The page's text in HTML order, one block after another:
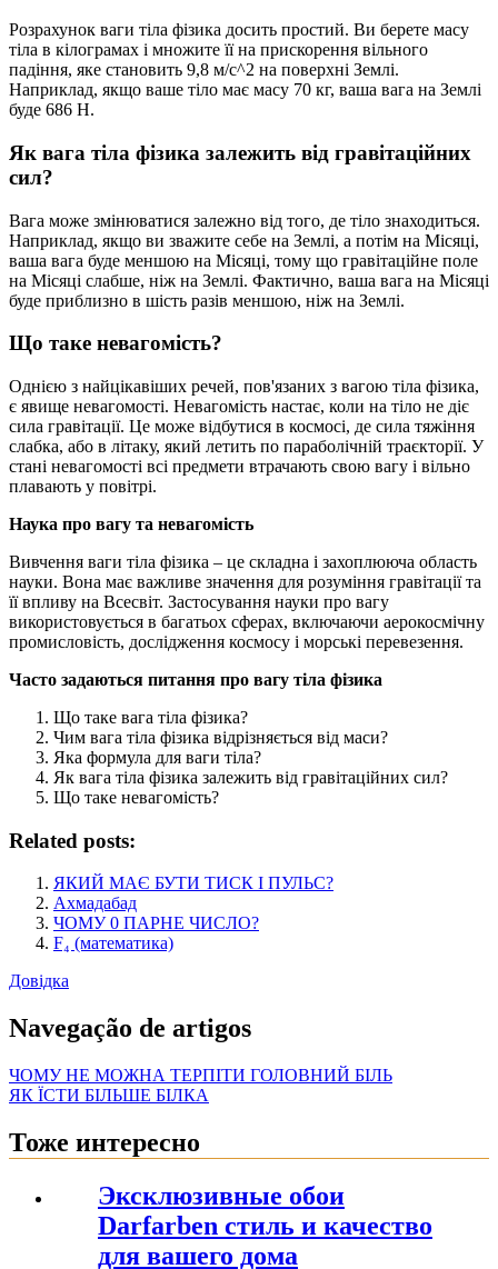
Розрахунок ваги тіла фізика досить простий. Ви берете масу
тіла в кілограмах і множите її на прискорення вільного
падіння, яке становить 9,8 м/с^2 на поверхні Землі.
Наприклад, якщо ваше тіло має масу 70 кг, ваша вага на Землі
буде 686 Н.
Як вага тіла фізика залежить від гравітаційних
сил?
Вага може змінюватися залежно від того, де тіло знаходиться.
Наприклад, якщо ви зважите себе на Землі, а потім на Місяці,
ваша вага буде меншою на Місяці, тому що гравітаційне поле
на Місяці слабше, ніж на Землі. Фактично, ваша вага на Місяці
буде приблизно в шість разів меншою, ніж на Землі.
Що таке невагомість?
Однією з найцікавіших речей, пов'язаних з вагою тіла фізика,
є явище невагомості. Невагомість настає, коли на тіло не діє
сила гравітації. Це може відбутися в космосі, де сила тяжіння
слабка, або в літаку, який летить по параболічній траєкторії. У
стані невагомості всі предмети втрачають свою вагу і вільно
плавають у повітрі.
Наука про вагу та невагомість
Вивчення ваги тіла фізика – це складна і захоплююча область
науки. Вона має важливе значення для розуміння гравітації та
її впливу на Всесвіт. Застосування науки про вагу
використовується в багатьох сферах, включаючи аерокосмічну
промисловість, дослідження космосу і морські перевезення.
Часто задаються питання про вагу тіла фізика
Що таке вага тіла фізика?
Чим вага тіла фізика відрізняється від маси?
Яка формула для ваги тіла?
Як вага тіла фізика залежить від гравітаційних сил?
Що таке невагомість?
Related posts:
ЯКИЙ МАЄ БУТИ ТИСК І ПУЛЬС?
Ахмадабад
ЧОМУ 0 ПАРНЕ ЧИСЛО?
F₄ (математика)
Довідка
Navegação de artigos
ЧОМУ НЕ МОЖНА ТЕРПІТИ ГОЛОВНИЙ БІЛЬ
ЯК ЇСТИ БІЛЬШЕ БІЛКА
Тоже интересно
Эксклюзивные обои
Darfarben стиль и качество
для вашего дома